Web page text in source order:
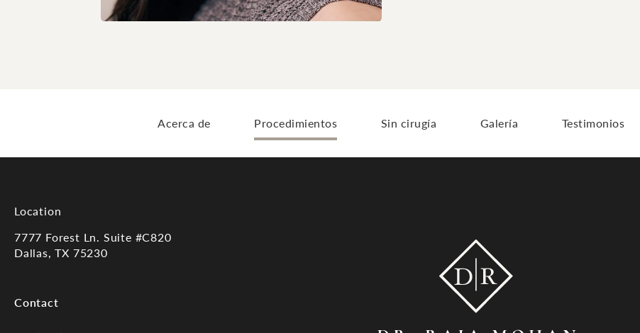
Acerca de Procedimientos Sin cirugía Galería Testimonios
Location
7777 Forest Ln. Suite #C820
Dallas, TX 75230
Contact